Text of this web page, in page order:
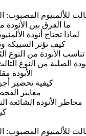
للألمنيوم
ما الفرق بين الأنودة
لماذا تحتاج أنودة
كيف تؤثر السبيكة
الأنودة من النوع
الصلبة من النوع
الأنودة
كيفية تحضير
معايير
مخاطر الأنودة الشائعة
للألمنيوم